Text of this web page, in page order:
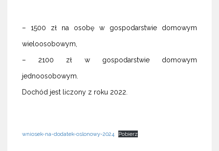
– 1500 zł na osobę w gospodarstwie domowym
wieloosobowym,
– 2100 zł w gospodarstwie domowym
jednoosobowym.
Dochód jest liczony z roku 2022.
wniosek-na-dodatek-oslonowy-2024 Pobierz